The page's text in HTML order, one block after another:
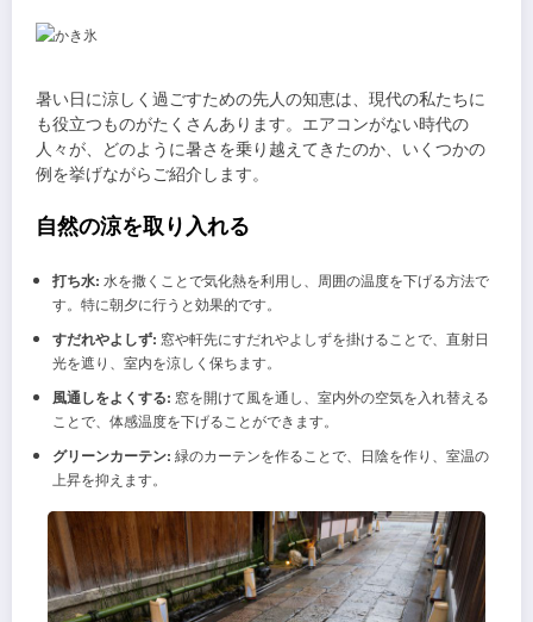
暑い日に涼しく過ごすための先人の知恵は、現代の私たちに
も役立つものがたくさんあります。エアコンがない時代の
人々が、どのように暑さを乗り越えてきたのか、いくつかの
例を挙げながらご紹介します。
自然の涼を取り入れる
打ち水: 水を撒くことで気化熱を利用し、周囲の温度を下げる方法で
す。特に朝夕に行うと効果的です。
すだれやよしず: 窓や軒先にすだれやよしずを掛けることで、直射日
光を遮り、室内を涼しく保ちます。
風通しをよくする: 窓を開けて風を通し、室内外の空気を入れ替える
ことで、体感温度を下げることができます。
グリーンカーテン: 緑のカーテンを作ることで、日陰を作り、室温の
上昇を抑えます。